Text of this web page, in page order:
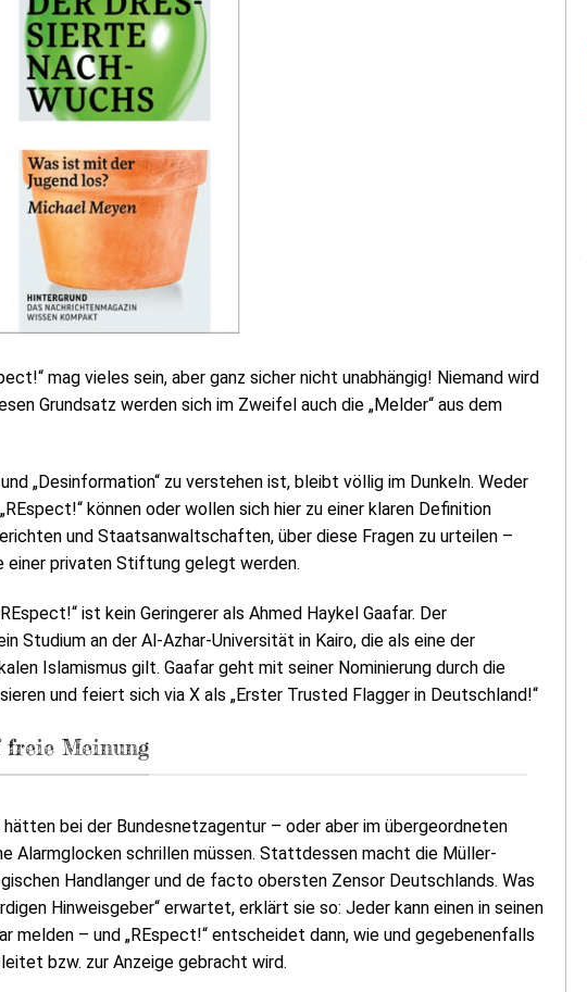
mag vieles sein, aber ganz sicher nicht unabhängig! Niemand wird
Grundsatz werden sich im Zweifel auch die „Melder“ aus dem
„Desinformation“ zu verstehen ist, bleibt völlig im Dunkeln. Weder
können oder wollen sich hier zu einer klaren Definition
und Staatsanwaltschaften, über diese Fragen zu urteilen –
einer privaten Stiftung gelegt werden.
ist kein Geringerer als Ahmed Haykel Gaafar. Der
Studium an der Al-Azhar-Universität in Kairo, die als eine der
Islamismus gilt. Gaafar geht mit seiner Nominierung durch die
und feiert sich via X als „Erster Trusted Flagger in Deutschland!“
freie Meinung
bei der Bundesnetzagentur – oder aber im übergeordneten
Alarmglocken schrillen müssen. Stattdessen macht die Müller-
Handlanger und de facto obersten Zensor Deutschlands. Was
Hinweisgeber“ erwartet, erklärt sie so: Jeder kann einen in seinen
melden – und „REspect!“ entscheidet dann, wie und gegebenenfalls
bzw. zur Anzeige gebracht wird.